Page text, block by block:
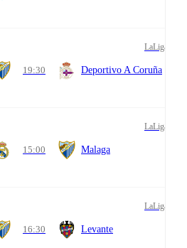
LaLiga
19:30 Deportivo A Coruña
LaLiga
15:00 Malaga
LaLiga
16:30 Levante